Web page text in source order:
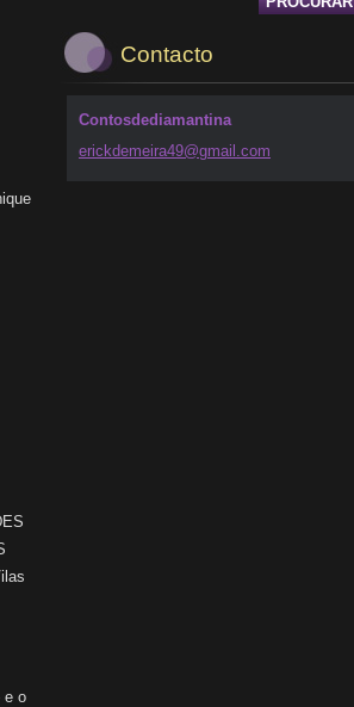
e o
Contacto
Contosdediamantina
erickdemeira49@gmail.com